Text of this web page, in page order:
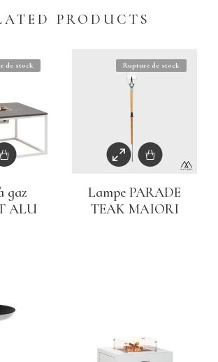
PRODUCTS
de stock
gaz
ALU
Rupture de stock
Lampe PARADE
TEAK MAIORI